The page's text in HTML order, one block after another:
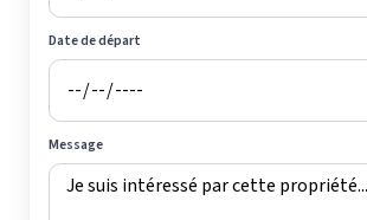
Date de départ
Message